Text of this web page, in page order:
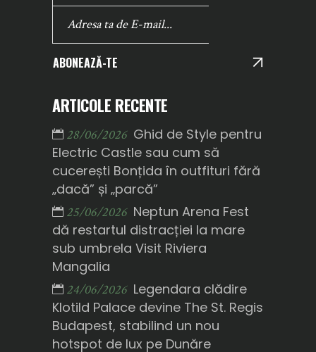
ABONEAZĂ-TE
ARTICOLE RECENTE
28/06/2026 Ghid de Style pentru
Electric Castle sau cum să
cucerești Bonțida în outfituri fără
„dacă” și „parcă”
25/06/2026 Neptun Arena Fest
dă restartul distracției la mare
sub umbrela Visit Riviera
Mangalia
24/06/2026 Legendara clădire
Klotild Palace devine The St. Regis
Budapest, stabilind un nou
hotspot de lux pe Dunăre